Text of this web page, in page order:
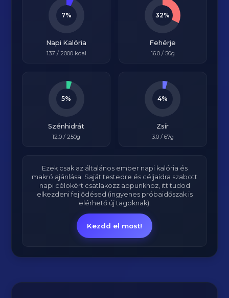
7%
Napi Kalória
137 / 2000kcal
32%
Fehérje
16.0/ 50g
5%
Szénhidrát
12.0 / 250g
4%
Zsír
3.0/ 67g
Ezek csak az általános ember napi kalória és
makró ajánlása. Saját testedre és céljaidra szabott
napi célokért csatlakozz appunkhoz, itt tudod
elkezdeni fejlődésed (ingyenes próbaidőszak is
elérhető új tagoknak).
Kezdd el most!